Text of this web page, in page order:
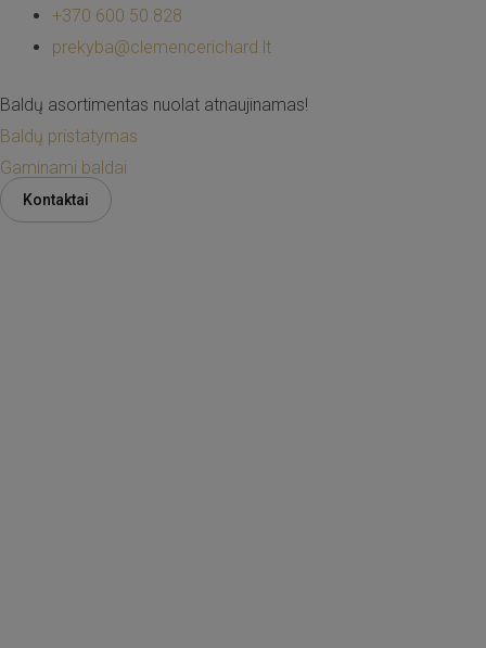
Pereiti
+370 600 50 828
prekyba@clemencerichard.lt
Baldų asortimentas nuolat atnaujinamas!
Baldų pristatymas
Gaminami baldai
Kontaktai